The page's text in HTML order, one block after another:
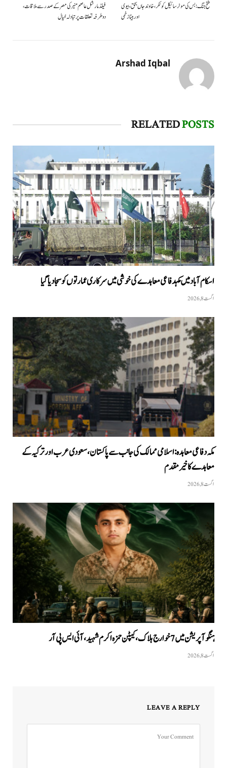
فتح جنگ: بس کی موٹر سائیکل کو ٹکر، خاوند جاں بحق، بیوی
اور بیٹا زخمی
فیلڈ مارشل عاصم منیر کی مصر کے صدر سے ملاقات،
دوطرفہ تعلقات پر تبادلہ خیال
Arshad Iqbal
RELATEDPOSTS
اسکام آباد میں مکہدفاعی معاہدے کی خوشی میں سرکاری عمارتوں کو سجا دیا گیا
اگست 8, 2026
مکہ دفاعی معاہدہ: اسلامی ممالک کی جانب سے پاکستان، سعودی عرب اور ترکیہ کے
معاہدے کا خیرمقدم
اگست 8, 2026
ہنگو آپریشن میں 7 خوارج ہلاک، کیپٹن حمزہ اکرم شہید، آئی ایس پی آر
اگست 8, 2026
LEAVE A REPLY